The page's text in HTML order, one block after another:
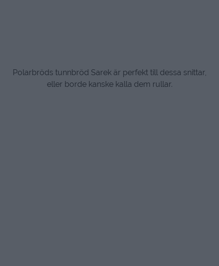
Polarbröds tunnbröd Sarek är perfekt till dessa snittar,
eller borde kanske kalla dem rullar.